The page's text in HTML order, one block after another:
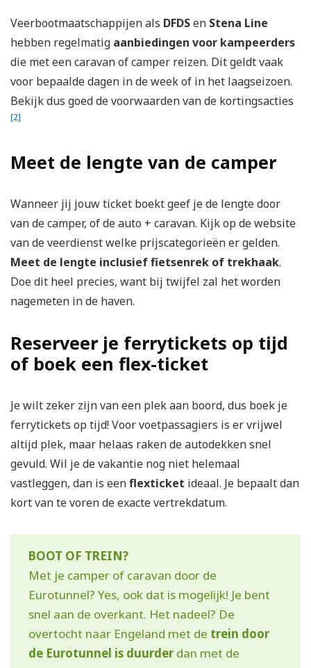
Veerbootmaatschappijen als DFDSen Stena Line
hebben regelmatig aanbiedingen voor kampeerders
die met een caravan of camper reizen. Dit geldt vaak
voor bepaalde dagen in de week of in het laagseizoen.
Bekijk dus goed de voorwaarden van de kortingsacties
[2]
Meet de lengte van de camper
Wanneer jij jouw ticket boekt geef je de lengte door
van de camper, of de auto + caravan. Kijk op de website
van de veerdienst welke prijscategorieën er gelden.
Meet de lengte inclusief fietsenrek of trekhaak.
Doe dit heel precies, want bij twijfel zal het worden
nagemeten in de haven.
Reserveer je ferrytickets op tijd
of boek een flex-ticket
Je wilt zeker zijn van een plek aan boord, dus boek je
ferrytickets op tijd! Voor voetpassagiers is er vrijwel
altijd plek, maar helaas raken de autodekken snel
gevuld. Wil je de vakantie nog niet helemaal
vastleggen, dan is eenflexticket ideaal. Je bepaalt dan
kort van te voren de exacte vertrekdatum.
BOOT OF TREIN?
Met je camper of caravan door de
Eurotunnel? Yes, ook dat is mogelijk! Je bent
snel aan de overkant. Het nadeel? De
overtocht naar Engeland met de trein door
de Eurotunnel is duurderdan met de